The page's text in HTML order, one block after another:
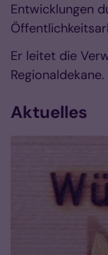
Entwicklungen
Er leitet die
Regionaldekane.
Aktuelles